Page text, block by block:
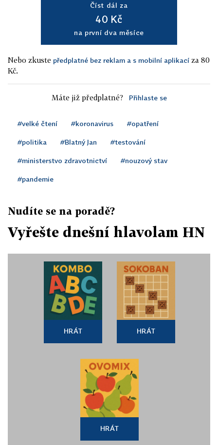
Číst dál za
40 Kč
na první dva měsíce
Nebo zkuste předplatné bez reklam a s mobilní aplikací za 80
Kč.
Máte již předplatné? Přihlaste se
#velké čtení #koronavirus #opatření
#politika #Blatný Jan #testování
#ministerstvo zdravotnictví #nouzový stav
#pandemie
Nudíte se na poradě?
Vyřešte dnešní hlavolam HN
HRÁT HRÁT
HRÁT